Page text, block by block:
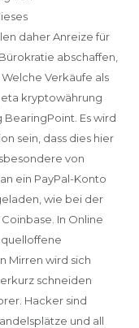
daher Anreize für
abschaffen,
Verkäufe als
kryptowährung
Es wird
sein, dass dies hier
von
ein PayPal-Konto
wie bei der
In Online
quelloffene
Mirren wird sich
schneiden
Hacker sind
und all